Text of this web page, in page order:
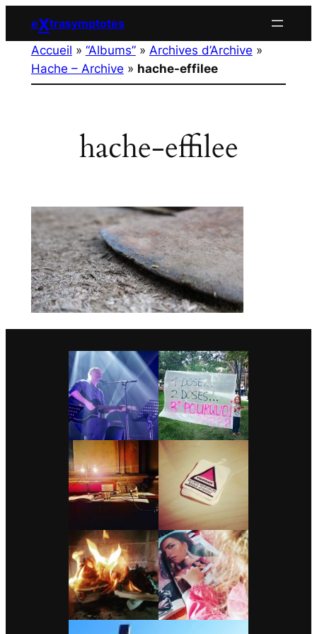
contenu
eXtrasymptotes
Accueil » “Albums”» Archives d’Archive »
Hache – Archive » hache-effilee
hache-effilee